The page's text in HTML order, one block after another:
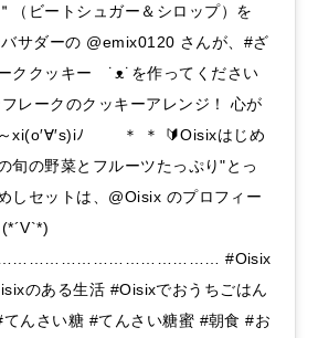
（ビートシュガー＆シロップ）を
サダーの @emix0120 さんが、#ざ
ククッキー ˙ᴥ˙を作ってください
レークのクッキーアレンジ！ 心が
xi(o′∀′s)iﾉ ⠀ ⠀ ＊ ＊ 🔰Oisixはじめ
旬の野菜とフルーツたっぷり"とっ
しセットは、@Oisix のプロフィー
#Oisix
のある生活 #Oisixでおうちごはん
んさい糖 #てんさい糖蜜 #朝食 #お